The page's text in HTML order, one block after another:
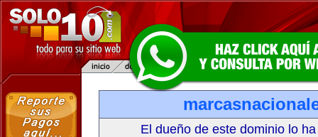
El dueño de este dominio lo